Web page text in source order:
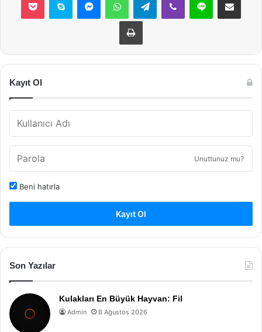
Yazdır
Kayıt Ol
Unuttunuz mu?
Beni hatırla
Kayıt Ol
Son Yazılar
Kulakları En Büyük Hayvan: Fil
Admin 8 Ağustos 2026